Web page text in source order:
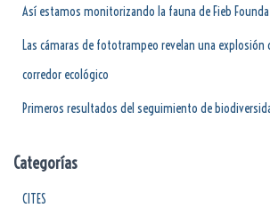
Así estamos monitorizando la fauna de Fieb
Las cámaras de fototrampeo revelan una explosión
corredor ecológico
Primeros resultados del seguimiento de
Categorías
CITES